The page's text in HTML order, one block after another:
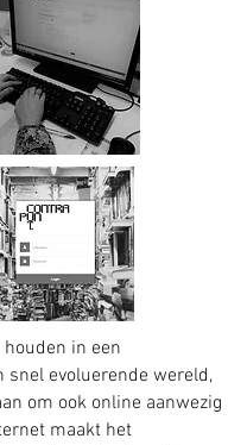
in een
snel evoluerende wereld,
om ook online aanwezig
maakt het